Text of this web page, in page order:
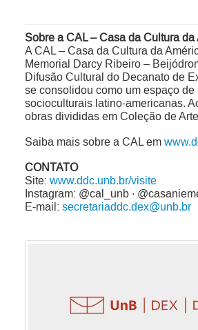
Sobre a CAL – Casa da Cultura
A CAL – Casa da Cultura da
Memorial Darcy Ribeiro –
Difusão Cultural do Decanato de
se consolidou como um espaço
socioculturais latino-americanas.
obras divididas em Coleção de
Saiba mais sobre a CAL em
CONTATO
Site: www.ddc.unb.br/visite
Instagram: @cal_unb ·
E-mail: secretariaddc.dex@unb.br